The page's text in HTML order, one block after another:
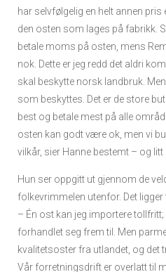
har selvfølgelig en helt annen pris
den osten som lages på fabrikk.
betale moms på osten, mens
nok. Dette er jeg redd det aldri
skal beskytte norsk landbruk.
som beskyttes. Det er de store
best og betale mest på alle
osten kan godt være ok, men vi
vilkår, sier Hanne bestemt – og litt
Hun ser oppgitt ut gjennom de
folkevrimmelen utenfor. Det ligger
– Én ost kan jeg importere
forhandlet seg frem til. Men
kvalitetsoster fra utlandet, og det
Vår forretningsdrift er overlatt til